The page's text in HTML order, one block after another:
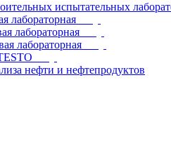
испытательных
лабораторная
лабораторная
лабораторная
нефти и нефтепродуктов